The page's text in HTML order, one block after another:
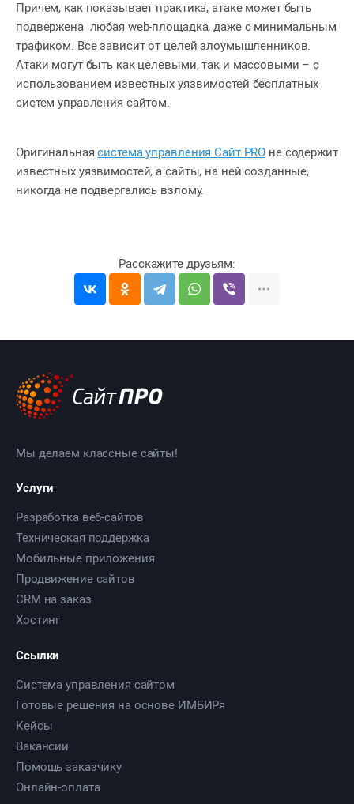
Причем, как показывает практика, атаке может быть
подвержена любая web-площадка, даже с минимальным
трафиком. Все зависит от целей злоумышленников.
Атаки могут быть как целевыми, так и массовыми – с
использованием известных уязвимостей бесплатных
систем управления сайтом.
Оригинальнаясистема управления Сайт PRO не содержит
известных уязвимостей, а сайты, на ней созданные,
никогда не подвергались взлому.
Мы делаем классные сайты!
Услуги
Разработка веб-сайтов
Техническая поддержка
Мобильные приложения
Продвижение сайтов
CRM на заказ
Хостинг
Ссылки
Система управления сайтом
Готовые решения на основе ИМБИРя
Кейсы
Вакансии
Помощь заказчику
Онлайн-оплата